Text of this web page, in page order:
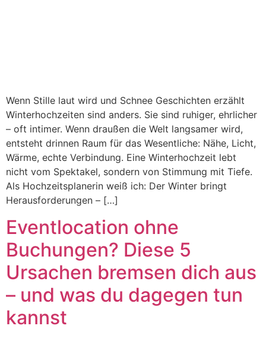
Wenn Stille laut wird und Schnee Geschichten erzählt
Winterhochzeiten sind anders. Sie sind ruhiger, ehrlicher
– oft intimer. Wenn draußen die Welt langsamer wird,
entsteht drinnen Raum für das Wesentliche: Nähe, Licht,
Wärme, echte Verbindung. Eine Winterhochzeit lebt
nicht vom Spektakel, sondern von Stimmung mit Tiefe.
Als Hochzeitsplanerin weiß ich: Der Winter bringt
Herausforderungen – […]
Eventlocation ohne
Buchungen? Diese 5
Ursachen bremsen dich aus
– und was du dagegen tun
kannst